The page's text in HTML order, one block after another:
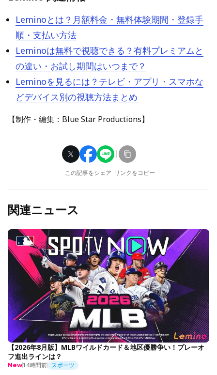
Leminoとは？月額料金・無料体験期間・登録手
順・支払い方法
Leminoは無料で視聴できる？有料プレミアムと
の違い・お試し期間はいつまで？
Leminoを見るには？テレビ・アプリ・スマホな
どデバイス別の視聴方法まとめ
【制作・編集：Blue Star Productions】
この記事をシェア リンクをコピー
関連ニュース
【2026年8月版】MLBワイルドカード＆地区優勝争い！プレーオ
フ進出ラインは？
New14時間前 スポーツ